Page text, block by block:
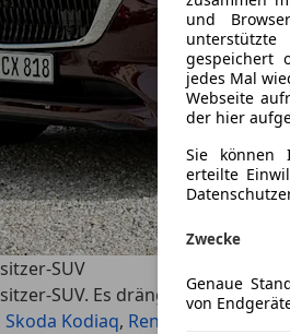
und
gespeichert
jedes Mal
Webseite
der hier
Sie können
erteilte
Zwecke
Genaue
von
SUV
SUV. Es drängt sich der
Skoda Kodiaq, Renault Espace ,